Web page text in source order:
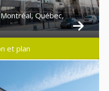
Québec,
et plan